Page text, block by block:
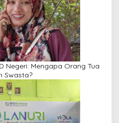
Negeri: Mengapa Orang Tua
Swasta?